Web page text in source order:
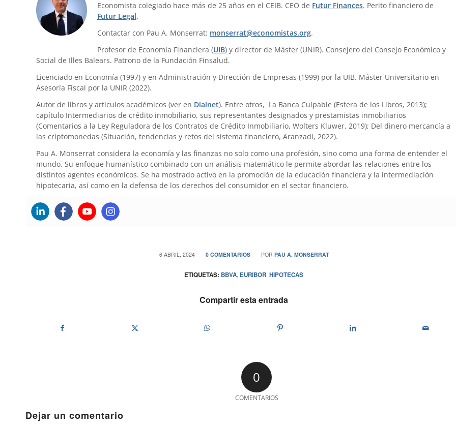
Economista colegiado hace más de 25 años en el CEIB. CEO de Futur Finances. Perito financiero de
Futur Legal.
Contactar con Pau A. Monserrat: monserrat@economistas.org.
Profesor de Economía Financiera (UIB) y director de Máster (UNIR). Consejero del Consejo Económico y
Social de Illes Balears. Patrono de la Fundación Finsalud.
Licenciado en Economía (1997) y en Administración y Dirección de Empresas (1999) por la UIB. Máster Universitario en
Asesoría Fiscal por la UNIR (2022).
Autor de libros y artículos académicos (ver en Dialnet). Entre otros, La Banca Culpable (Esfera de los Libros, 2013);
capítulo Intermediarios de crédito inmobiliario, sus representantes designados y prestamistas inmobiliarios
(Comentarios a la Ley Reguladora de los Contratos de Crédito Inmobiliario, Wolters Kluwer, 2019); Del dinero mercancía a
las criptomonedas (Situación, tendencias y retos del sistema financiero, Aranzadi, 2022).
Pau A. Monserrat considera la economía y las finanzas no solo como una profesión, sino como una forma de entender el
mundo. Su enfoque humanístico combinado con un análisis matemático le permite abordar las relaciones entre los
distintos agentes económicos. Se ha mostrado activo en la promoción de la educación financiera y la intermediación
hipotecaria, así como en la defensa de los derechos del consumidor en el sector financiero.
6 ABRIL, 2024
/ 0 COMENTARIOS
/ POR PAU A. MONSERRAT
ETIQUETAS: BBVA, EURIBOR,HIPOTECAS
Compartir esta entrada
0
COMENTARIOS
Dejar un comentario